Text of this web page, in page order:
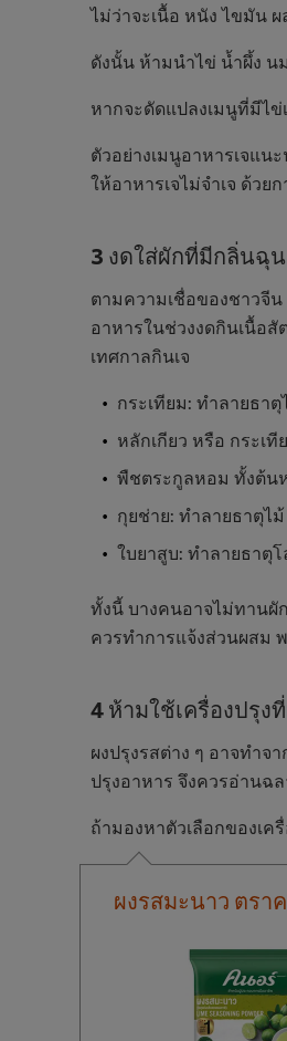
ไม่ว่าจะเนื้อ หนัง ไขมัน
ดังนั้น ห้ามนำไข่ น้ำผึ้ง น
หากจะดัดแปลงเมนูที่มีไ
ตัวอย่างเมนูอาหารเจแน
ให้อาหารเจไม่จำเจ ด้ว
3 งดใส่ผักที่มีกลิ่นฉุ
ตามความเชื่อของชาวจี
อาหารในช่วงงดกินเนื้อ
เทศกาลกินเจ
กระเทียม: ทำลายธา
หลักเกียว หรือ กระเ
พืชตระกูลหอม ทั้งต้น
กุยช่าย: ทำลายธาตุไ
ใบยาสูบ: ทำลายธาตุ
ทั้งนี้ บางคนอาจไม่ทานผั
ควรทำการแจ้งส่วนผสม
4 ห้ามใช้เครื่องปรุง
ผงปรุงรสต่าง ๆ อาจทำจ
ปรุงอาหาร จึงควรอ่านฉ
ถ้ามองหาตัวเลือกของเค
ผงรสมะนาว ตรา